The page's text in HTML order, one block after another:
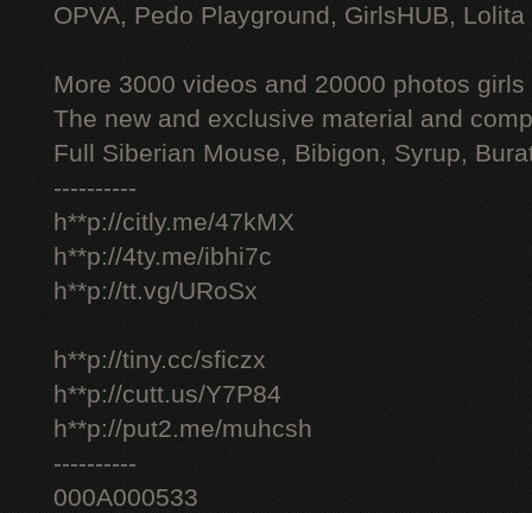
OPVA, Pedo Playground, GirlsHUB, Lolita
More 3000 videos and 20000 photos
The new and exclusive material and
Full Siberian Mouse, Bibigon, Syrup,
----------
h**p://citly.me/47kMX
h**p://4ty.me/ibhi7c
h**p://tt.vg/URoSx
h**p://tiny.cc/sficzx
h**p://cutt.us/Y7P84
h**p://put2.me/muhcsh
----------
000A000533